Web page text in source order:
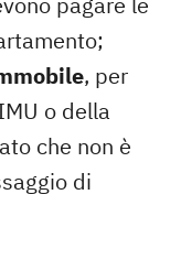
, per
o della
che non è
di